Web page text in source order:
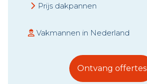
Prijs dakpannen
Vakmannen in Nederland
Ontvang offertes